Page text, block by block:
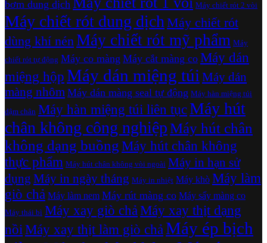
bơm dung dịch
Máy chiết rót 2 vòi
Máy chiết rót dung dịch Máy chiết rót
dùng khí nénMáy chiết rót mỹ phẩm Máy
chiết rót tự động Máy co màng Máy cắt màng co Máy dán
miệng hộpMáy dán miệng túi Máy dán
màng nhôm Máy dán màng seal tự động Máy hàn miệng túi
dậm chân Máy hàn miệng túi liên tụcMáy hút
chân không công nghiệpMáy hút chân
không dạng buồngMáy hút chân không
thực phẩm Máy hút chân không vòi ngoài Máy in hạn sử
dụng Máy in ngày tháng Máy in nhiệt Máy khò Máy làm
giò chả Máy làm nem Máy rút màng co Máy sấy màng co
Máy thái bì Máy xay giò chảMáy xay thịt dạng
nồiMáy xay thịt làm giò chảMáy ép bịch